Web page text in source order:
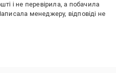
і не перевірила, а побачила
менеджеру, відповіді не